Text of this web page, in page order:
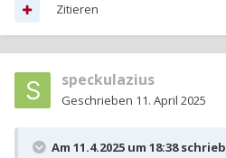
Zitieren
speckulazius
Geschrieben 11. April 2025
Am 11.4.2025 um 18:38 schrieb